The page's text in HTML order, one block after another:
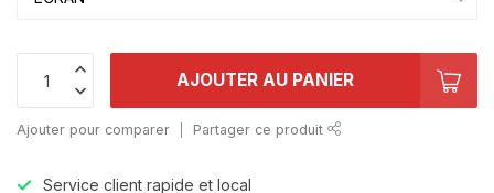
AJOUTER AU PANIER
Ajouter pour comparer Partager ce produit
Service client rapide et local